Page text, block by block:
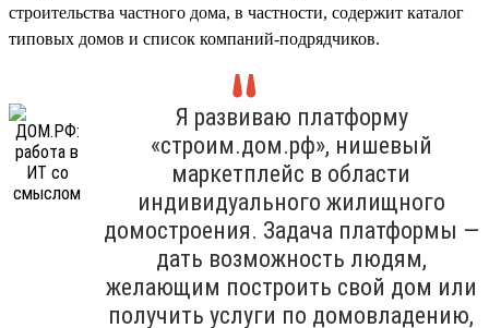
строительства частного дома, в частности, содержит каталог
типовых домов и список компаний-подрядчиков.
Я развиваю платформу
«строим.дом.рф», нишевый
маркетплейс в области
индивидуального жилищного
домостроения. Задача платформы —
дать возможность людям,
желающим построить свой дом или
получить услуги по домовладению,